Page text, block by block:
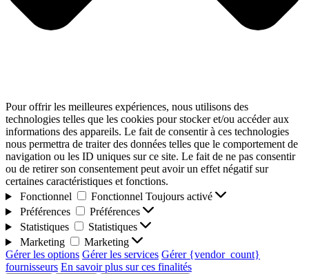
Pour offrir les meilleures expériences, nous utilisons des
technologies telles que les cookies pour stocker et/ou accéder aux
informations des appareils. Le fait de consentir à ces technologies
nous permettra de traiter des données telles que le comportement de
navigation ou les ID uniques sur ce site. Le fait de ne pas consentir
ou de retirer son consentement peut avoir un effet négatif sur
certaines caractéristiques et fonctions.
Fonctionnel
Fonctionnel Toujours activé
Préférences
Préférences
Statistiques
Statistiques
Marketing
Marketing
Gérer les options Gérer les services Gérer {vendor_count}
fournisseurs En savoir plus sur ces finalités